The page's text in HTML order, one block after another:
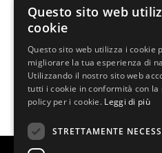
Prenota
Per informazioni,
INFOLINE
SMS o
Questo sito web
cookie
Questo sito web utilizza i cookie
migliorare la tua esperienza di
Utilizzando il nostro sito web
tutti i cookie in conformità con la
policy per i cookie. Leggi di più
STRETTAMENTE